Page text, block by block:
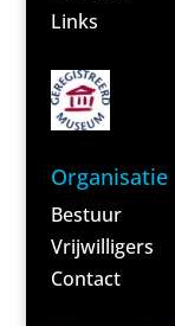
Links
Organisatie
Bestuur
Vrijwilligers
Contact